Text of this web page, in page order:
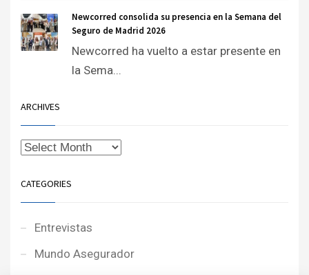
Newcorred consolida su presencia en la Semana del
Seguro de Madrid 2026
Newcorred ha vuelto a estar presente en
la Sema...
ARCHIVES
CATEGORIES
Entrevistas
Mundo Asegurador